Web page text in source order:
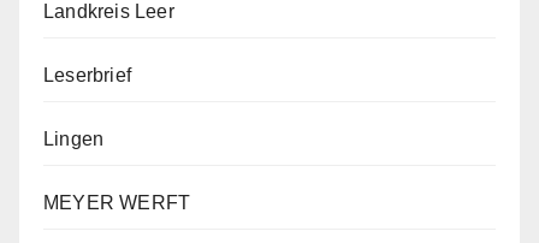
Landkreis Leer
Leserbrief
Lingen
MEYER WERFT